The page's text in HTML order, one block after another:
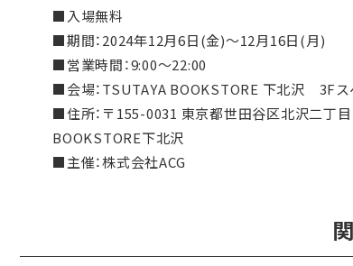
■入場無料
■期間：2024年12月6日(金)～12月16日(月)
■営業時間：9:00～22:00
■会場：TSUTAYA BOOKSTORE 下北沢 3Fス
■住所：〒155-0031 東京都世田谷区北沢二丁
BOOKSTORE下北沢
■主催：株式会社ACG